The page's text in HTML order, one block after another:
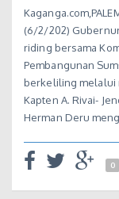
(6/2/202)
riding bersama
Pembangunan
berkeliling melalui
Kapten A. Rivai-
Herman Deru
0